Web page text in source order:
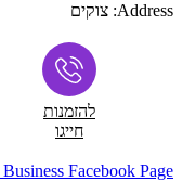
Address: צוקים
להזמנות
חייגו
Business Facebook Page